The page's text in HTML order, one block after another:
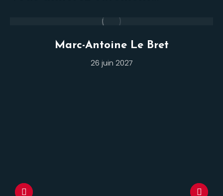
Marc-Antoine Le Bret
26 juin 2027